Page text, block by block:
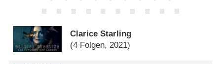
Clarice Starling
(4 Folgen, 2021)